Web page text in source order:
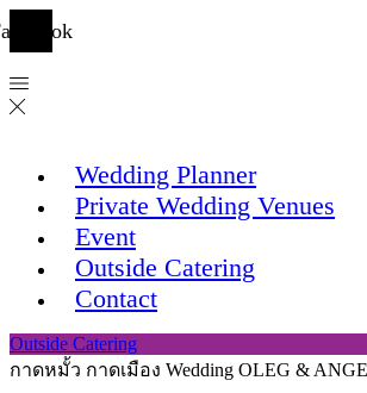
Wedding Planner
Private Wedding Venues
Event
Outside Catering
Contact
Outside Catering
กาดหมั้ว กาดเมือง Wedding OLEG &